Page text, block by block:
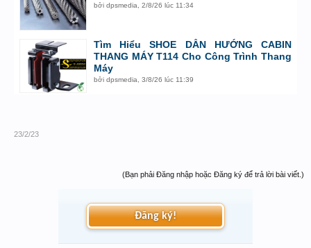
bởidpsmedia ,2/8/26 lúc 11:34
Tìm Hiểu SHOE DẪN HƯỚNG CABIN
THANG MÁY T114 Cho Công Trình Thang
Máy
bởidpsmedia ,3/8/26 lúc 11:39
23/2/23
(Bạn phải Đăng nhập hoặc Đăng ký để trả lời bài viết.)
Đăng ký!